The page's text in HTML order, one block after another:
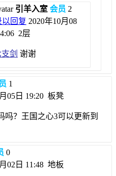
引羊入室 会员 2
以回复 2020年10月08
2层
剑 谢谢
1
05日 19:20 板凳
吗？王国之心3可以更新到
0
02日 11:48 地板